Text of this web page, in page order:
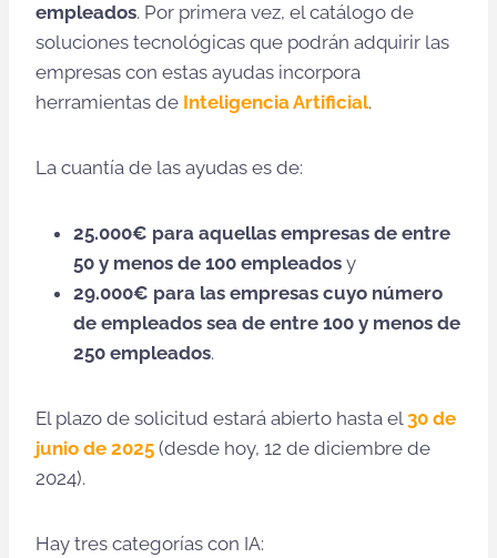
empleados. Por primera vez, el catálogo de
soluciones tecnológicas que podrán adquirir las
empresas con estas ayudas incorpora
herramientas de Inteligencia Artificial.
La cuantía de las ayudas es de:
25.000€ para aquellas empresas de entre
50 y menos de 100 empleados y
29.000€ para las empresas cuyo número
de empleados sea de entre 100 y menos de
250 empleados.
El plazo de solicitud estará abierto hasta el30 de
junio de 2025 (desde hoy, 12 de diciembre de
2024).
Hay tres categorías con IA: